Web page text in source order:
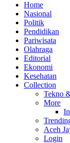
Home
Nasional
Politik
Pendidikan
Pariwisata
Olahraga
Editorial
Ekonomi
Kesehatan
Collection
Tekno
More
Aceh
Login